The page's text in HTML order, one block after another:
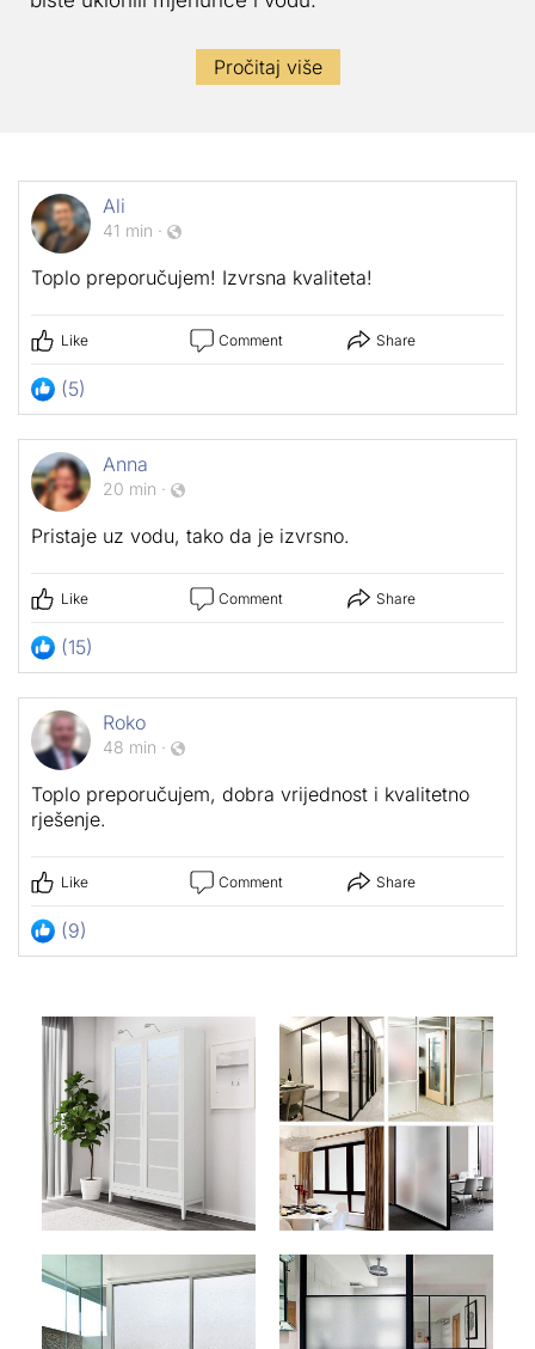
Pročitaj više
Ali
41 min ·
Toplo preporučujem! Izvrsna kvaliteta!
Like Comment Share
(5)
Anna
20 min ·
Pristaje uz vodu, tako da je izvrsno.
Like Comment Share
(15)
Roko
48 min ·
Toplo preporučujem, dobra vrijednost i kvalitetno
rješenje.
Like Comment Share
(9)